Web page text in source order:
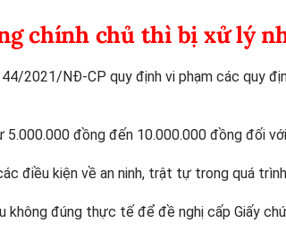
chính chủ thì bị xử lý
2021/NĐ-CP quy định vi phạm các quy
đồng đến 10.000.000 đồng đối
điều kiện về an ninh, trật tự trong quá
không đúng thực tế để đề nghị cấp Giấy